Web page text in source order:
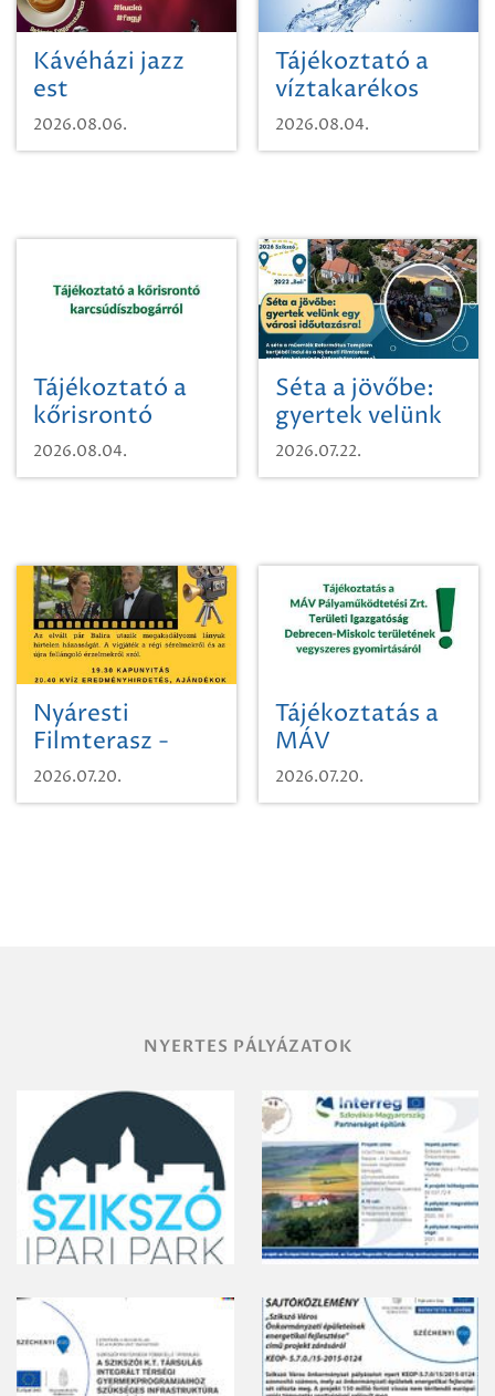
Kávéházi jazz
est
2026.08.06.
Tájékoztató a
víztakarékos
vízhasználatról
2026.08.04.
Tájékoztató a
kőrisrontó
karcsúdíszbogárról
2026.08.04.
Séta a jövőbe:
gyertek velünk
egy városi
időutazásra!
2026.07.22.
Nyáresti
Filmterasz -
Beugró a
Paradicsomba
2026.07.20.
Tájékoztatás a
MÁV
Pályaműködtetési
Zrt. Területi
2026.07.20.
NYERTES PÁLYÁZATOK